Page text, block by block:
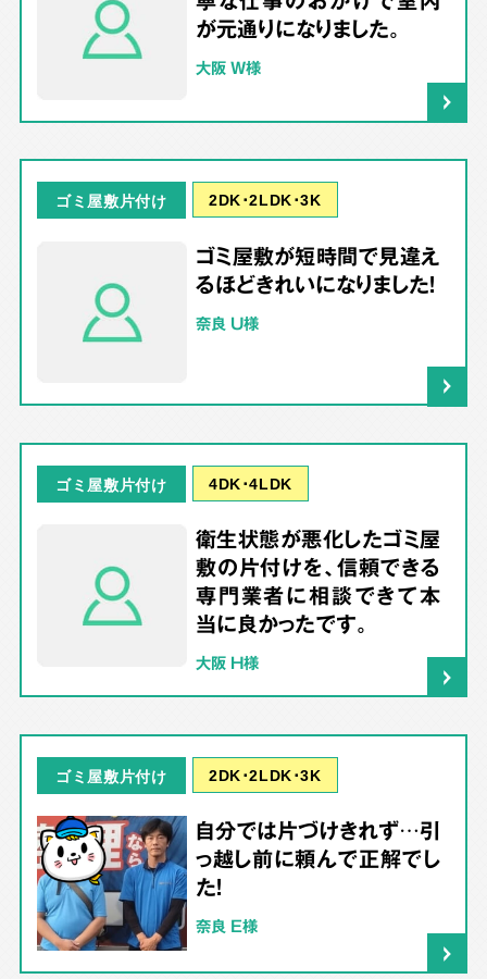
が元通りになりました。
大阪 W様
ゴミ屋敷片付け 2DK･2LDK･3K
ゴミ屋敷が短時間で見違え
るほどきれいになりました！
奈良 U様
ゴミ屋敷片付け 4DK･4LDK
衛生状態が悪化したゴミ屋
敷の片付けを、信頼できる
専門業者に相談できて本
当に良かったです。
大阪 H様
ゴミ屋敷片付け 2DK･2LDK･3K
自分では片づけきれず…引
っ越し前に頼んで正解でし
た！
奈良 E様